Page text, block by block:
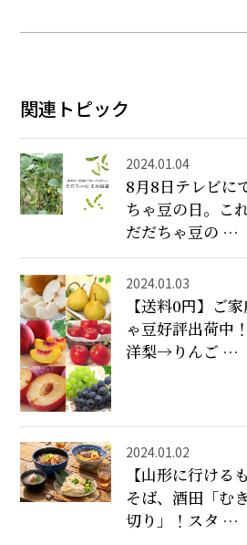
関連トピック
2024.01.04
8月8日テレビに
ちゃ豆の日。こ
だだちゃ豆の …
2024.01.03
【送料0円】ご
ゃ豆好評出荷
洋梨→りんご …
2024.01.02
【山形に行ける
そば、酒田「む
切り」！スタ …